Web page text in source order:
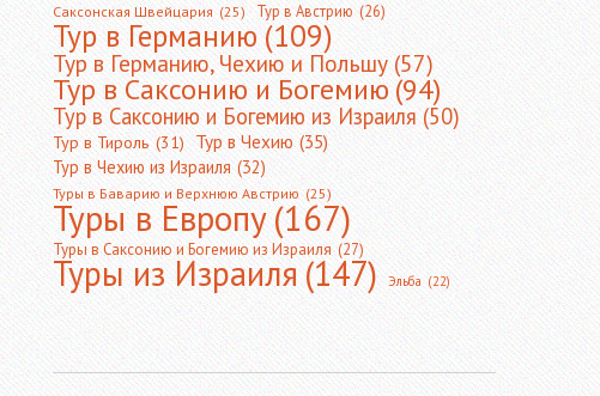
Саксонская Швейцария (25) Тур в Австрию (26)
Тур в Германию(109)
Тур в Германию, Чехию и Польшу (57)
Тур в Саксонию и Богемию(94)
Тур в Саксонию и Богемию из Израиля (50)
Тур в Тироль (31) Тур в Чехию (35)
Тур в Чехию из Израиля (32)
Туры в Баварию и Верхнюю Австрию (25)
Туры в Европу(167)
Туры в Саксонию и Богемию из Израиля (27)
Туры из Израиля(147) Эльба (22)